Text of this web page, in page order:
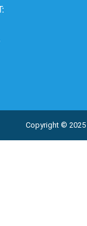
Copyright © 2025